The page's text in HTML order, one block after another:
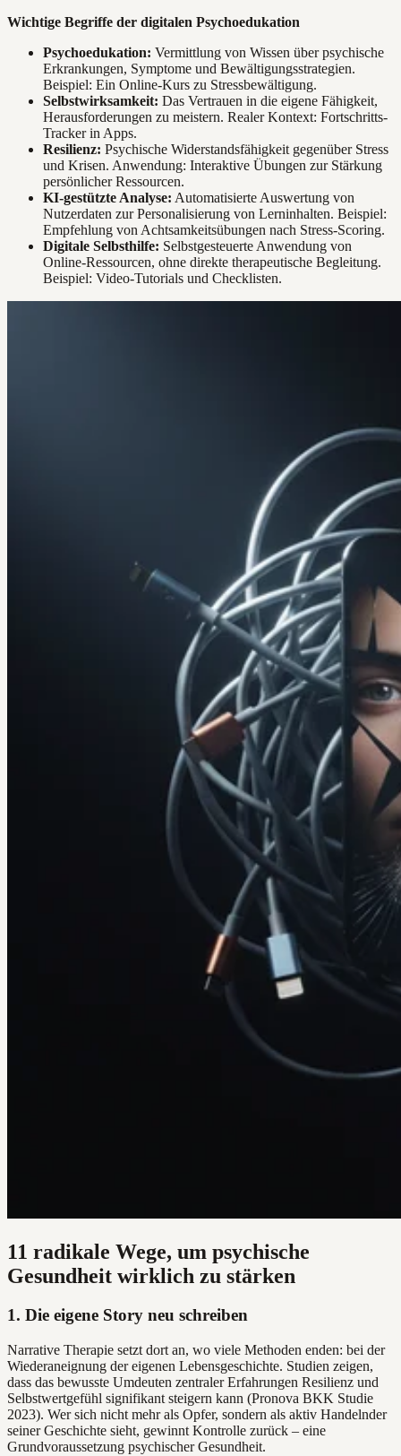
Wichtige Begriffe der digitalen Psychoedukation
Psychoedukation: Vermittlung von Wissen über psychische
Erkrankungen, Symptome und Bewältigungsstrategien.
Beispiel: Ein Online-Kurs zu Stressbewältigung.
Selbstwirksamkeit: Das Vertrauen in die eigene Fähigkeit,
Herausforderungen zu meistern. Realer Kontext: Fortschritts-
Tracker in Apps.
Resilienz: Psychische Widerstandsfähigkeit gegenüber Stress
und Krisen. Anwendung: Interaktive Übungen zur Stärkung
persönlicher Ressourcen.
KI-gestützte Analyse: Automatisierte Auswertung von
Nutzerdaten zur Personalisierung von Lerninhalten. Beispiel:
Empfehlung von Achtsamkeitsübungen nach Stress-Scoring.
Digitale Selbsthilfe: Selbstgesteuerte Anwendung von
Online-Ressourcen, ohne direkte therapeutische Begleitung.
Beispiel: Video-Tutorials und Checklisten.
11 radikale Wege, um psychische
Gesundheit wirklich zu stärken
1. Die eigene Story neu schreiben
Narrative Therapie setzt dort an, wo viele Methoden enden: bei der
Wiederaneignung der eigenen Lebensgeschichte. Studien zeigen,
dass das bewusste Umdeuten zentraler Erfahrungen Resilienz und
Selbstwertgefühl signifikant steigern kann (Pronova BKK Studie
2023). Wer sich nicht mehr als Opfer, sondern als aktiv Handelnder
seiner Geschichte sieht, gewinnt Kontrolle zurück – eine
Grundvoraussetzung psychischer Gesundheit.